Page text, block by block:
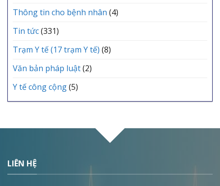
Thông tin cho bệnh nhân (4)
Tin tức(331)
Trạm Y tế (17 trạm Y tế) (8)
Văn bản pháp luật(2)
Y tế công cộng(5)
LIÊN HỆ